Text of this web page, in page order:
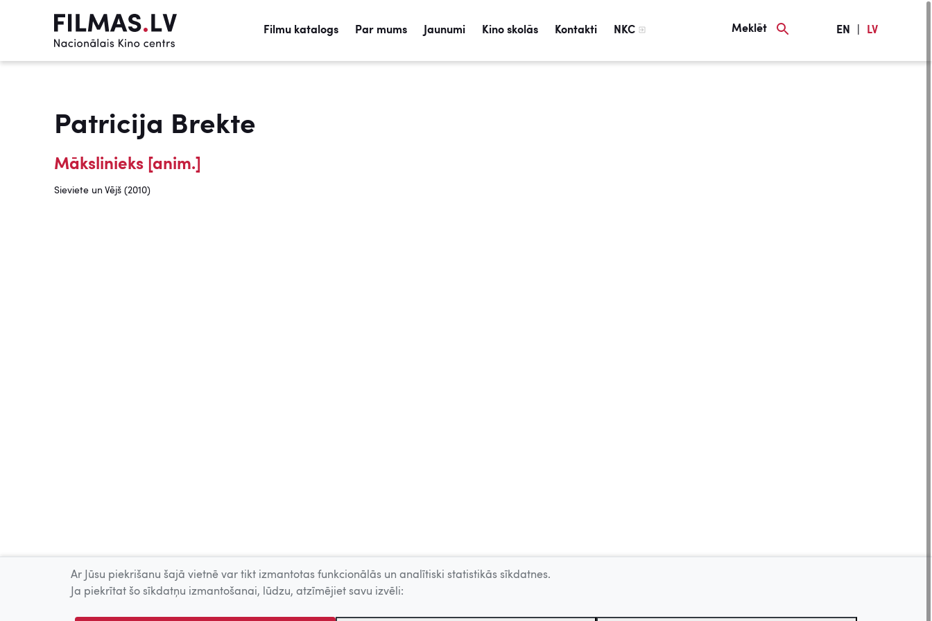
Filmu katalogs Par mums Jaunumi Kino skolās Kontakti NKC Meklēt EN LV
Patricija Brekte
Mākslinieks [anim.]
Sieviete un Vējš (2010)
Ar Jūsu piekrišanu šajā vietnē var tikt izmantotas funkcionālās un analītiski statistikās sīkdatnes.
Ja piekrītat šo sīkdatņu izmantošanai, lūdzu, atzīmējiet savu izvēli: